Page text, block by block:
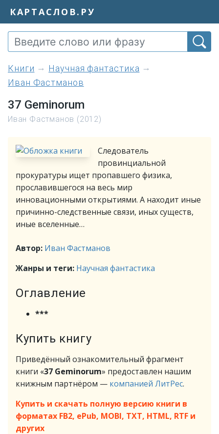
КАРТАСЛОВ.РУ
книги
Научная фантастика
Иван Фастманов
37 Geminorum
Иван Фастманов (2012)
Следователь
провинциальной
прокуратуры ищет пропавшего физика,
прославившегося на весь мир
инновационными открытиями. А находит иные
причинно-следственные связи, иных существ,
иные вселенные…
Автор: Иван Фастманов
Жанры и теги: Научная фантастика
Оглавление
***
Купить книгу
Приведённый ознакомительный фрагмент
книги «37 Geminorum» предоставлен нашим
книжным партнёром — компанией ЛитРес.
Купить и скачать полную версию книги в
форматах FB2, ePub, MOBI, TXT, HTML, RTF и
других